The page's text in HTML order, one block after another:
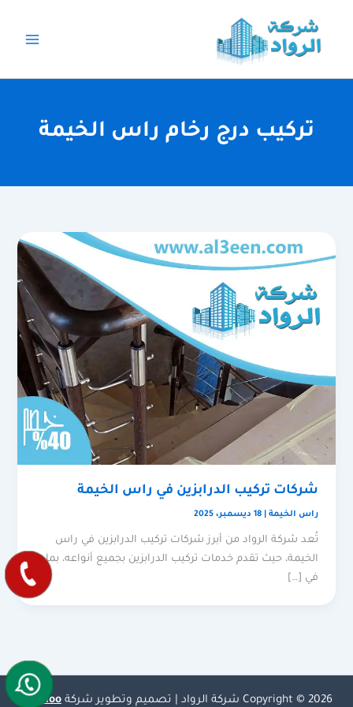
المحتوى
تركيب درج رخام راس الخيمة
شركات تركيب الدرابزين في راس الخيمة
راس الخيمة |18 ديسمبر، 2025
تُعد شركة الرواد من أبرز شركات تركيب الدرابزين في راس
الخيمة، حيث تقدم خدمات تركيب الدرابزين بجميع أنواعه، بما
في […]
Copyright © 2026 شركة الرواد | تصميم وتطوير شركة Olymoo